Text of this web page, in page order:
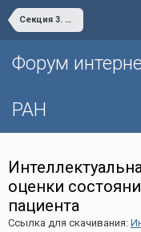
Секция 3. Цифровая экономика: современные вызовы и возможности развития
Форум
РАН
оценки
пациента
Ссылка для скачивания: